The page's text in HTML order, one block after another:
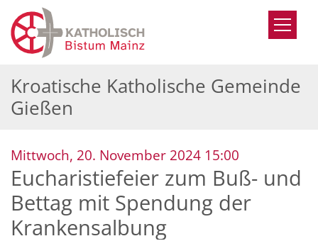
Zum Inhalt springen
Kroatische Katholische Gemeinde
Gießen
Mittwoch, 20. November 2024 15:00
Eucharistiefeier zum Buß- und
Bettag mit Spendung der
Krankensalbung